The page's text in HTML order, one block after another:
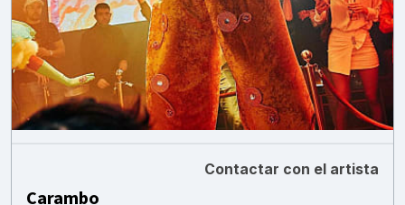
Contactar con el artista
Carambo